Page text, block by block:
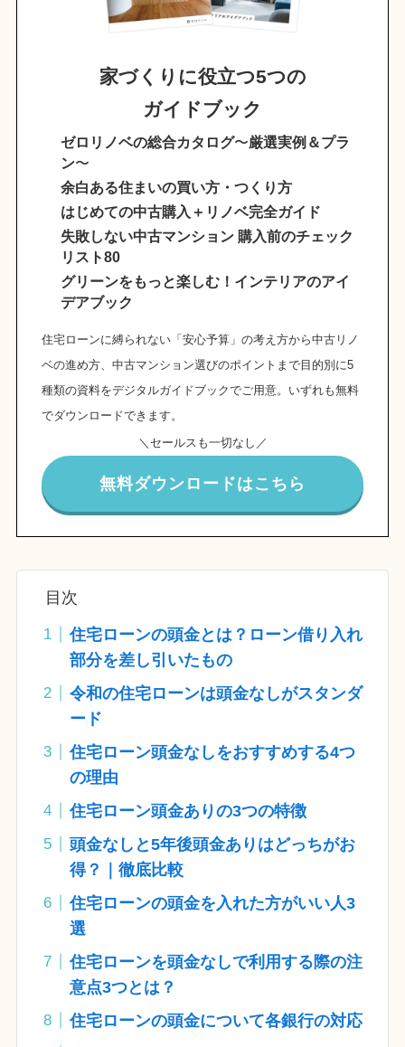
家づくりに役立つ5つの
ガイドブック
ゼロリノベの総合カタログ〜厳選実例＆プラ
ン〜
余白ある住まいの買い方・つくり方
はじめての中古購入＋リノベ完全ガイド
失敗しない中古マンション 購入前のチェック
リスト80
グリーンをもっと楽しむ！インテリアのアイ
デアブック
住宅ローンに縛られない「安心予算」の考え方から中古リノ
ベの進め方、中古マンション選びのポイントまで目的別に5
種類の資料をデジタルガイドブックでご用意。いずれも無料
でダウンロードできます。
＼セールスも一切なし／
無料ダウンロードはこちら
目次
住宅ローンの頭金とは？ローン借り入れ
部分を差し引いたもの
令和の住宅ローンは頭金なしがスタンダ
ード
住宅ローン頭金なしをおすすめする4つ
の理由
住宅ローン頭金ありの3つの特徴
頭金なしと5年後頭金ありはどっちがお
得？｜徹底比較
住宅ローンの頭金を入れた方がいい人3
選
住宅ローンを頭金なしで利用する際の注
意点3つとは？
住宅ローンの頭金について各銀行の対応